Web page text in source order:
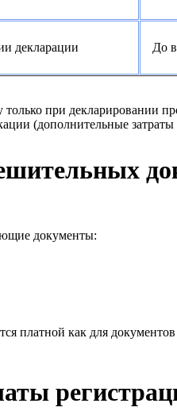
декларации До
при декларировании
(дополнительные
документы:
платной как для